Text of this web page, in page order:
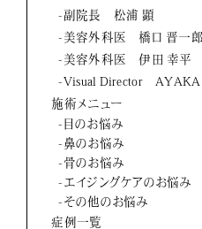
よくあるご質
お問い合わせ
アクセス
採用情報
美容医療初のトー
-副院長 松浦 顕
-美容外科医 橋口 晋一郎
-美容外科医 伊田 幸平
-Visual Director AYAKA
施術メニュー
-目のお悩み
-鼻のお悩み
-骨のお悩み
-エイジングケアのお悩み
-その他のお悩み
症例一覧